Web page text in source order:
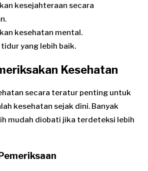
kesejahteraan secara
kesehatan mental.
yang lebih baik.
Kesehatan
secara teratur penting untuk
kesehatan sejak dini. Banyak
mudah diobati jika terdeteksi lebih